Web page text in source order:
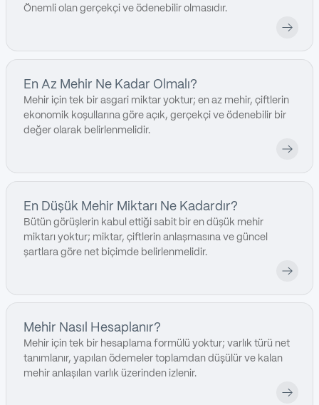
Önemli olan gerçekçi ve ödenebilir olmasıdır.
En Az Mehir Ne Kadar Olmalı?
Mehir için tek bir asgari miktar yoktur; en az mehir, çiftlerin
ekonomik koşullarına göre açık, gerçekçi ve ödenebilir bir
değer olarak belirlenmelidir.
En Düşük Mehir Miktarı Ne Kadardır?
Bütün görüşlerin kabul ettiği sabit bir en düşük mehir
miktarı yoktur; miktar, çiftlerin anlaşmasına ve güncel
şartlara göre net biçimde belirlenmelidir.
Mehir Nasıl Hesaplanır?
Mehir için tek bir hesaplama formülü yoktur; varlık türü net
tanımlanır, yapılan ödemeler toplamdan düşülür ve kalan
mehir anlaşılan varlık üzerinden izlenir.